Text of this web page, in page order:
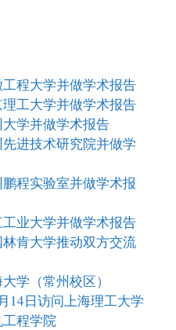
程大学并做学术报告
工大学并做学术报告
学并做学术报告
进技术研究院并做学
程实验室并做学术报
业大学并做学术报告
肯大学推动双方交流
学（常州校区）
14日访问上海理工大学
程学院